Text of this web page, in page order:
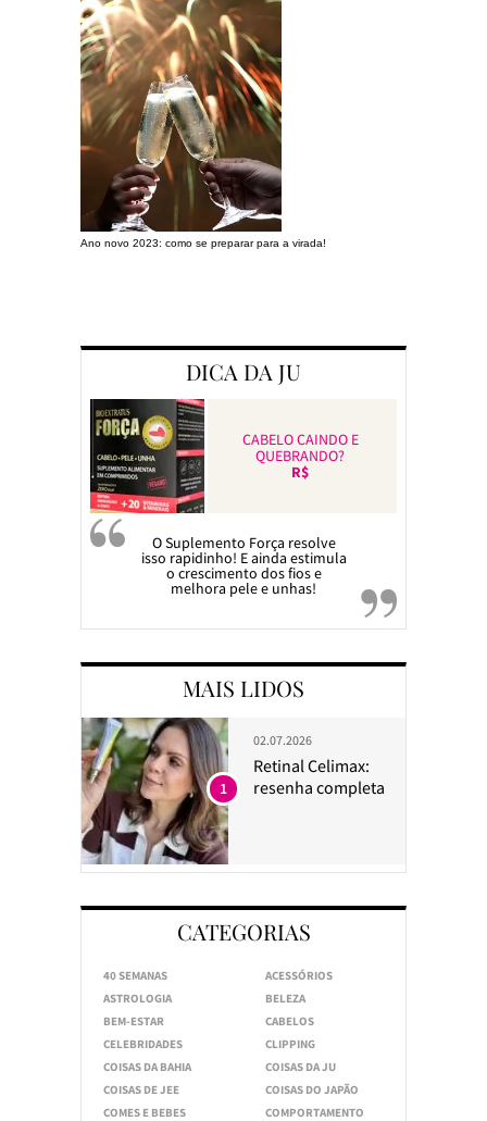
Ano novo 2023: como se preparar para a virada!
DICA DA JU
CABELO CAINDO E
QUEBRANDO?
R$
O Suplemento Força resolve
isso rapidinho! E ainda estimula
o crescimento dos fios e
melhora pele e unhas!
MAIS LIDOS
02.07.2026
Retinal Celimax:
resenha completa
1
CATEGORIAS
40 SEMANAS
ACESSÓRIOS
ASTROLOGIA
BELEZA
BEM-ESTAR
CABELOS
CELEBRIDADES
CLIPPING
COISAS DA BAHIA
COISAS DA JU
COISAS DE JEE
COISAS DO JAPÃO
COMES E BEBES
COMPORTAMENTO